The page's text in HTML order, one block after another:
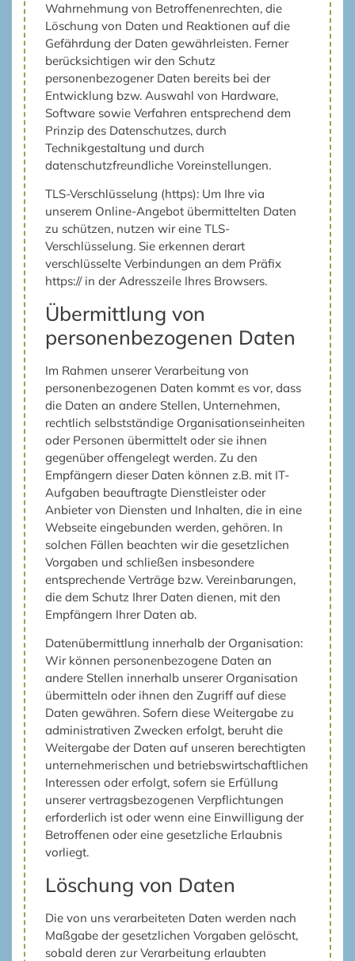
Wahrnehmung von Betroffenenrechten, die
Löschung von Daten und Reaktionen auf die
Gefährdung der Daten gewährleisten. Ferner
berücksichtigen wir den Schutz
personenbezogener Daten bereits bei der
Entwicklung bzw. Auswahl von Hardware,
Software sowie Verfahren entsprechend dem
Prinzip des Datenschutzes, durch
Technikgestaltung und durch
datenschutzfreundliche Voreinstellungen.
TLS-Verschlüsselung (https): Um Ihre via
unserem Online-Angebot übermittelten Daten
zu schützen, nutzen wir eine TLS-
Verschlüsselung. Sie erkennen derart
verschlüsselte Verbindungen an dem Präfix
https:// in der Adresszeile Ihres Browsers.
Übermittlung von
personenbezogenen Daten
Im Rahmen unserer Verarbeitung von
personenbezogenen Daten kommt es vor, dass
die Daten an andere Stellen, Unternehmen,
rechtlich selbstständige Organisationseinheiten
oder Personen übermittelt oder sie ihnen
gegenüber offengelegt werden. Zu den
Empfängern dieser Daten können z.B. mit IT-
Aufgaben beauftragte Dienstleister oder
Anbieter von Diensten und Inhalten, die in eine
Webseite eingebunden werden, gehören. In
solchen Fällen beachten wir die gesetzlichen
Vorgaben und schließen insbesondere
entsprechende Verträge bzw. Vereinbarungen,
die dem Schutz Ihrer Daten dienen, mit den
Empfängern Ihrer Daten ab.
Datenübermittlung innerhalb der Organisation:
Wir können personenbezogene Daten an
andere Stellen innerhalb unserer Organisation
übermitteln oder ihnen den Zugriff auf diese
Daten gewähren. Sofern diese Weitergabe zu
administrativen Zwecken erfolgt, beruht die
Weitergabe der Daten auf unseren berechtigten
unternehmerischen und betriebswirtschaftlichen
Interessen oder erfolgt, sofern sie Erfüllung
unserer vertragsbezogenen Verpflichtungen
erforderlich ist oder wenn eine Einwilligung der
Betroffenen oder eine gesetzliche Erlaubnis
vorliegt.
Löschung von Daten
Die von uns verarbeiteten Daten werden nach
Maßgabe der gesetzlichen Vorgaben gelöscht,
sobald deren zur Verarbeitung erlaubten